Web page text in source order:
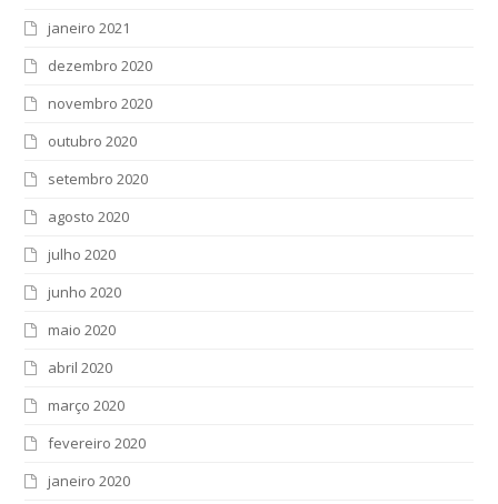
janeiro 2021
dezembro 2020
novembro 2020
outubro 2020
setembro 2020
agosto 2020
julho 2020
junho 2020
maio 2020
abril 2020
março 2020
fevereiro 2020
janeiro 2020